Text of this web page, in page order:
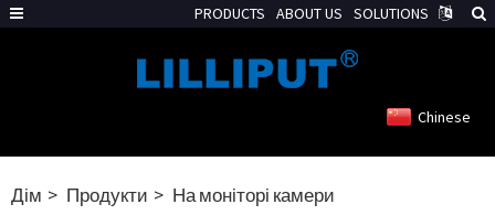
Chinese
Дім Продукти
На моніторі камери
PRODUCTS ABOUT US SOLUTIONS